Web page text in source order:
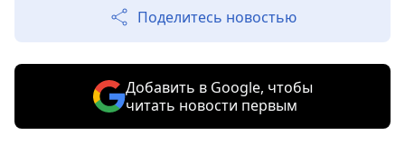
Поделитесь новостью
Добавить в Google, чтобы
читать новости первым